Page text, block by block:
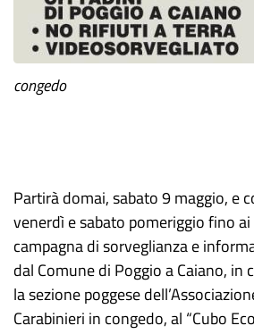
congedo
Partirà domai, sabato 9 maggio, e
venerdì e sabato pomeriggio fino
campagna di sorveglianza e
dal Comune di Poggio a Caiano, in
la sezione poggese
Carabinieri in congedo, al “Cubo